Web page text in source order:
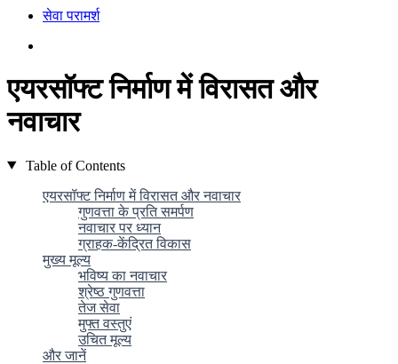
सेवा परामर्श
एयरसॉफ्ट निर्माण में विरासत और
नवाचार
Table of Contents
एयरसॉफ्ट निर्माण में विरासत और नवाचार
गुणवत्ता के प्रति समर्पण
नवाचार पर ध्यान
ग्राहक-केंद्रित विकास
मुख्य मूल्य
भविष्य का नवाचार
श्रेष्ठ गुणवत्ता
तेज सेवा
मुफ्त वस्तुएं
उचित मूल्य
और जानें